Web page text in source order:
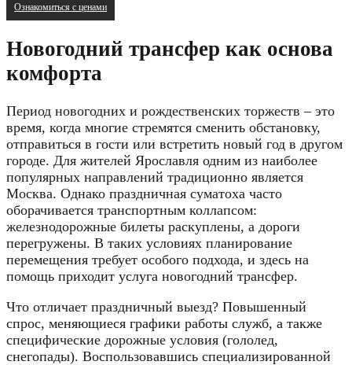
Ознакомиться с ценами
Новогодний трансфер как основа
комфорта
Период новогодних и рождественских торжеств – это
время, когда многие стремятся сменить обстановку,
отправиться в гости или встретить новый год в другом
городе. Для жителей Ярославля одним из наиболее
популярных направлений традиционно является
Москва. Однако праздничная суматоха часто
оборачивается транспортным коллапсом:
железнодорожные билеты раскуплены, а дороги
перегружены. В таких условиях планирование
перемещения требует особого подхода, и здесь на
помощь приходит услуга новогодний трансфер.
Что отличает праздничный выезд? Повышенный
спрос, меняющиеся графики работы служб, а также
специфические дорожные условия (гололед,
снегопады). Воспользовавшись специализированной